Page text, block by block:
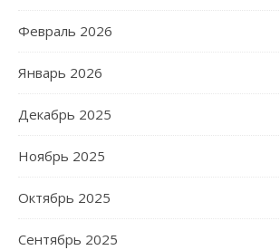
Февраль 2026
Январь 2026
Декабрь 2025
Ноябрь 2025
Октябрь 2025
Сентябрь 2025